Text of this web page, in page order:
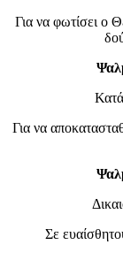
Για να φωτίσει ο
Κατά
Για να
Σε